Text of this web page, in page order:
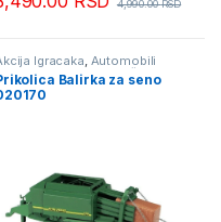
4,990.00RSD
Igracaka Automobili
i helikopteri Igračke
Balirka za seno